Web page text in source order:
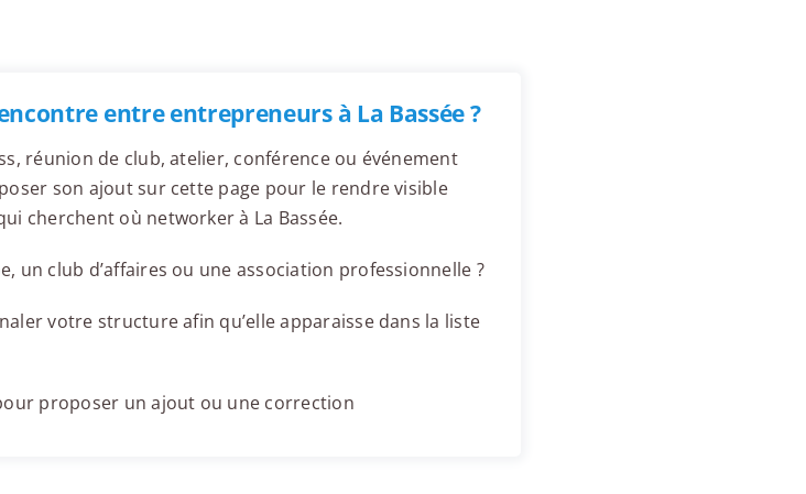
entre entrepreneurs à La Bassée ?
réunion de club, atelier, conférence ou événement
son ajout sur cette page pour le rendre visible
cherchent où networker à La Bassée.
un club d’affaires ou une association professionnelle ?
votre structure afin qu’elle apparaisse dans la liste
proposer un ajout ou une correction